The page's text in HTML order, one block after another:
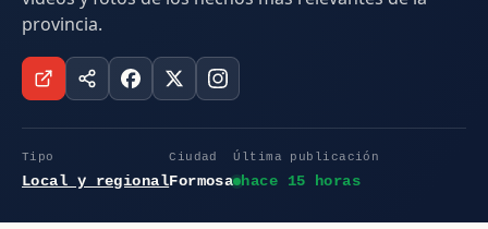
provincia.
Tipo
Local y regional
Ciudad
Formosa
Última publicación
hace 15 horas